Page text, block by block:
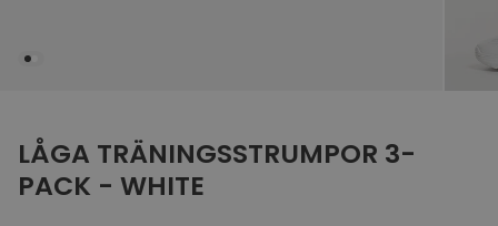
LÅGA TRÄNINGSSTRUMPOR 3-
PACK - WHITE